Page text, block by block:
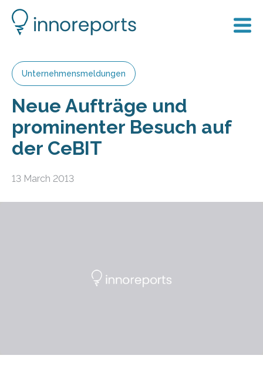
Unternehmensmeldungen
Neue Aufträge und
prominenter Besuch auf
der CeBIT
13 March 2013